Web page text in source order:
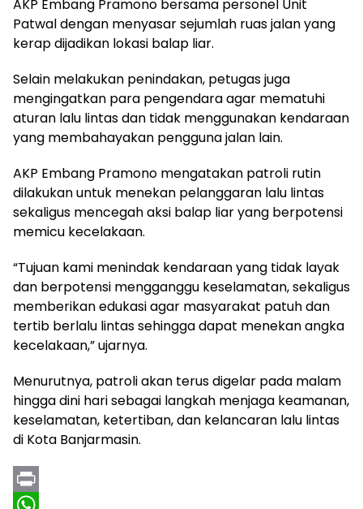
AKP Embang Pramono bersama personel Unit
Patwal dengan menyasar sejumlah ruas jalan yang
kerap dijadikan lokasi balap liar.
Selain melakukan penindakan, petugas juga
mengingatkan para pengendara agar mematuhi
aturan lalu lintas dan tidak menggunakan kendaraan
yang membahayakan pengguna jalan lain.
AKP Embang Pramono mengatakan patroli rutin
dilakukan untuk menekan pelanggaran lalu lintas
sekaligus mencegah aksi balap liar yang berpotensi
memicu kecelakaan.
“Tujuan kami menindak kendaraan yang tidak layak
dan berpotensi mengganggu keselamatan, sekaligus
memberikan edukasi agar masyarakat patuh dan
tertib berlalu lintas sehingga dapat menekan angka
kecelakaan,” ujarnya.
Menurutnya, patroli akan terus digelar pada malam
hingga dini hari sebagai langkah menjaga keamanan,
keselamatan, ketertiban, dan kelancaran lalu lintas
di Kota Banjarmasin.
P